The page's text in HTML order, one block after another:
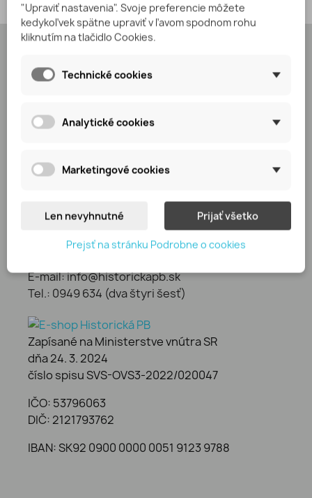
Zásady ochrany osobných údajov
Ako to funguje?
Môj profil
E-mail: info@historickapb.sk
Tel.: 0949 634 (dva štyri šesť)
Zapísané na Ministerstve vnútra SR
dňa 24. 3. 2024
číslo spisu SVS-OVS3-2022/020047
IČO: 53796063
DIČ: 2121793762
IBAN: SK92 0900 0000 0051 9123 9788
"Upraviť nastavenia". Svoje preferencie môžete
kedykoľvek spätne upraviť v ľavom spodnom rohu
kliknutím na tlačidlo Cookies.
Technické cookies
Analytické cookies
Marketingové cookies
Len nevyhnutné Prijať všetko
Prejsť na stránku Podrobne o cookies